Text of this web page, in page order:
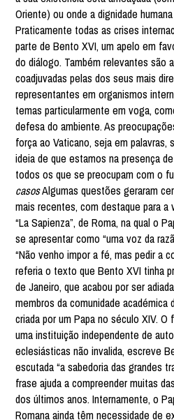
Oriente) ou onde a dignidade
Praticamente todas as crises
parte de Bento XVI, um apelo em
do diálogo. Também relevantes são
coadjuvadas pelas dos seus mais
representantes em organismos
temas particularmente em voga,
defesa do ambiente. As
força ao Vaticano, seja em palavras,
ideia de que estamos na presença
todos os que se preocupam com o
casosAlgumas questões geraram
mais recentes, com destaque para a
“La Sapienza”, de Roma, na qual o
se apresentar como “uma voz da
“Não venho impor a fé, mas pedir a
referia o texto que Bento XVI tinha
de Janeiro, que acabou por ser
membros da comunidade
criada por um Papa no século XIV.
uma instituição independente de
eclesiásticas não invalida, escreve
escutada “a sabedoria das grandes
frase ajuda a compreender muitas
dos últimos anos. Internamente, o
Romana ainda têm necessidade de